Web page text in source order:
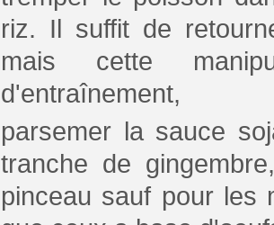
riz. Il suffit de
mais cette
d'entraînement,
parsemer la sauce
tranche de
pinceau sauf pour les